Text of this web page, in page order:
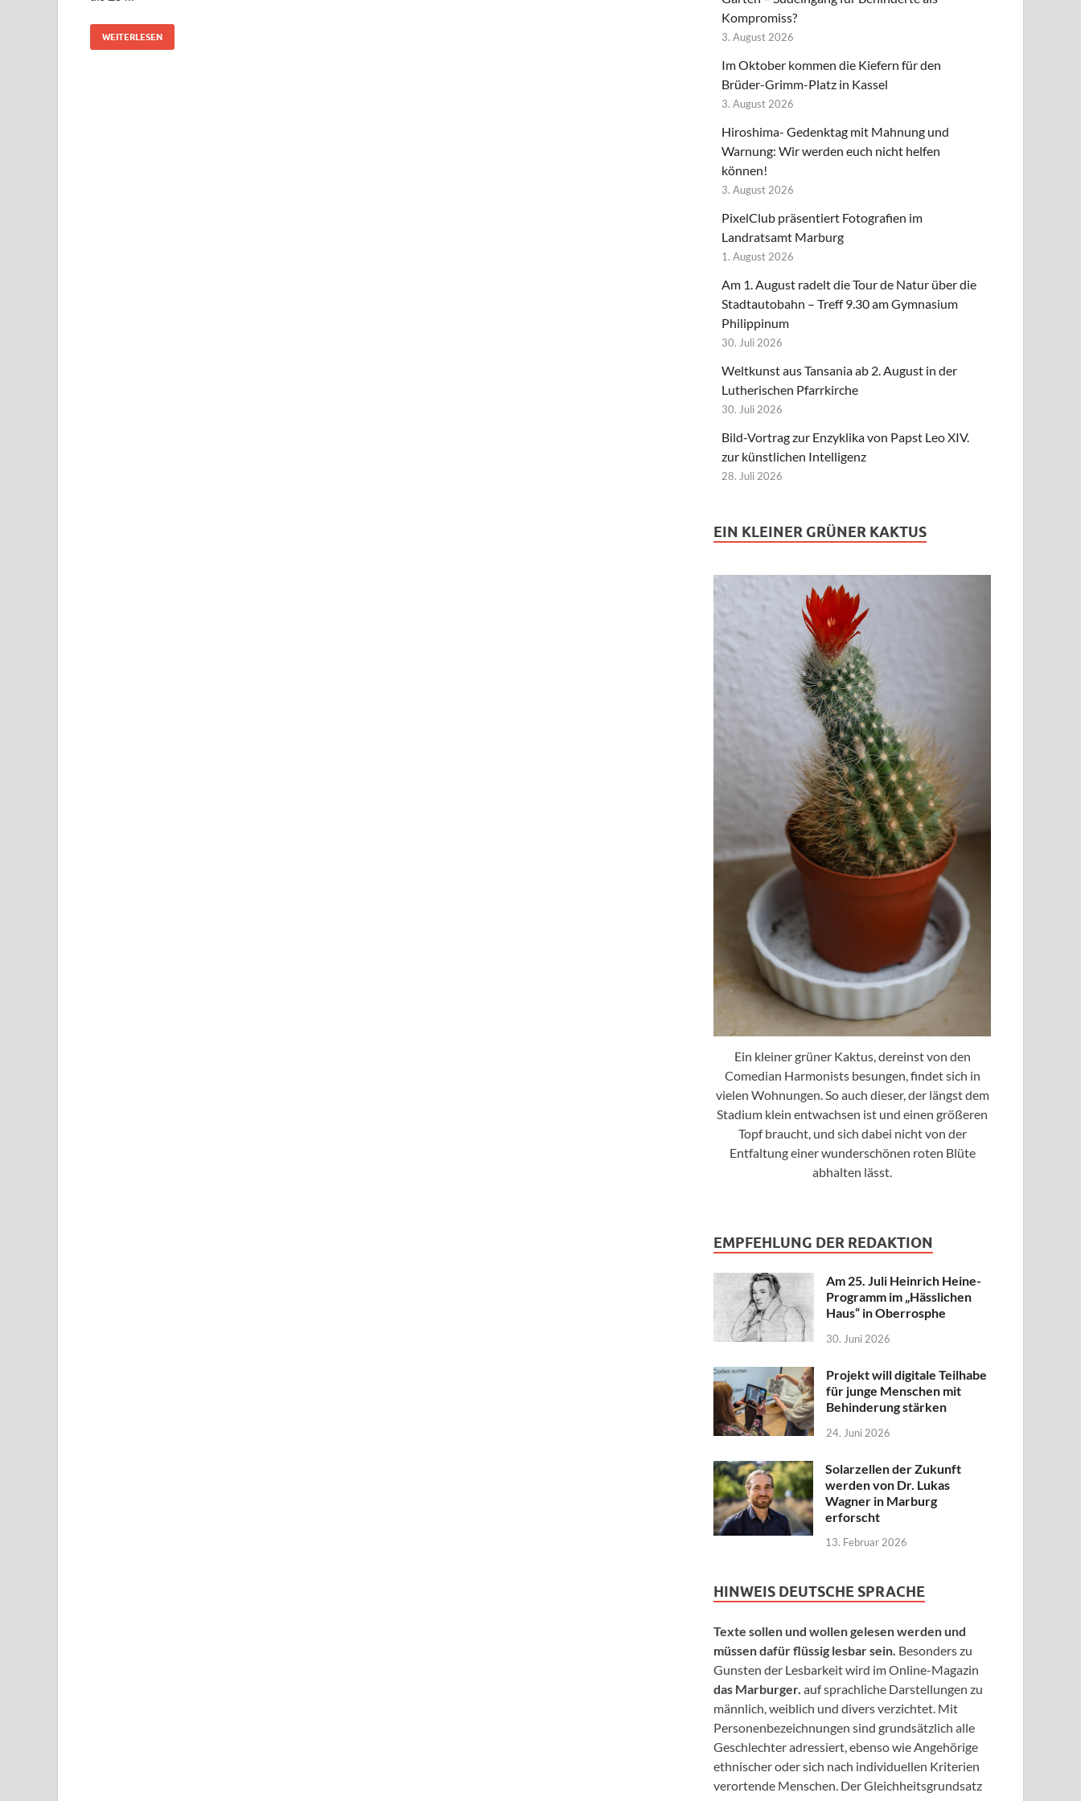
WEITERLESEN
Kompromiss?
3. August 2026
Im Oktober kommen die Kiefern für den
Brüder-Grimm-Platz in Kassel
3. August 2026
Hiroshima- Gedenktag mit Mahnung und
Warnung: Wir werden euch nicht helfen
können!
3. August 2026
PixelClub präsentiert Fotografien im
Landratsamt Marburg
1. August 2026
Am 1. August radelt die Tour de Natur über die
Stadtautobahn – Treff 9.30 am Gymnasium
Philippinum
30. Juli 2026
Weltkunst aus Tansania ab 2. August in der
Lutherischen Pfarrkirche
30. Juli 2026
Bild-Vortrag zur Enzyklika von Papst Leo XIV.
zur künstlichen Intelligenz
28. Juli 2026
EIN KLEINER GRÜNER KAKTUS
Ein kleiner grüner Kaktus, dereinst von den
Comedian Harmonists besungen, findet sich in
vielen Wohnungen. So auch dieser, der längst dem
Stadium klein entwachsen ist und einen größeren
Topf braucht, und sich dabei nicht von der
Entfaltung einer wunderschönen roten Blüte
abhalten lässt.
EMPFEHLUNG DER REDAKTION
Am 25. Juli Heinrich Heine-
Programm im „Hässlichen
Haus“ in Oberrosphe
30. Juni 2026
Projekt will digitale Teilhabe
für junge Menschen mit
Behinderung stärken
24. Juni 2026
Solarzellen der Zukunft
werden von Dr. Lukas
Wagner in Marburg
erforscht
13. Februar 2026
HINWEIS DEUTSCHE SPRACHE
Texte sollen und wollen gelesen werden und
müssen dafür flüssig lesbar sein. Besonders zu
Gunsten der Lesbarkeit wird im Online-Magazin
das Marburger. auf sprachliche Darstellungen zu
männlich, weiblich und divers verzichtet. Mit
Personenbezeichnungen sind grundsätzlich alle
Geschlechter adressiert, ebenso wie Angehörige
ethnischer oder sich nach individuellen Kriterien
verortende Menschen. Der Gleichheitsgrundsatz